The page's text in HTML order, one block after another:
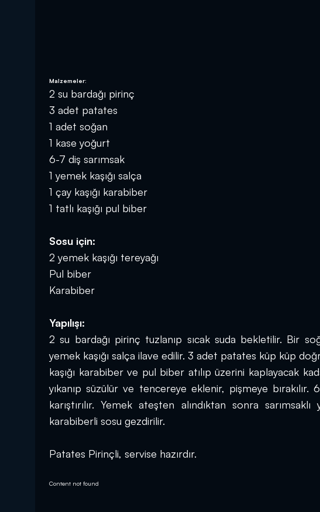
Malzemeler:
2 su bardağı pirinç
3 adet patates
1 adet soğan
1 kase yoğurt
6-7 diş sarımsak
1 yemek kaşığı salça
1 çay kaşığı karabiber
1 tatlı kaşığı pul biber
Sosu için:
2 yemek kaşığı tereyağı
Pul biber
Karabiber
Yapılışı:
2 su bardağı pirinç tuzlanıp sıcak suda bekletilir. Bir
yemek kaşığı salça ilave edilir. 3 adet patates küp küp
kaşığı karabiber ve pul biber atılıp üzerini kaplayacak
yıkanıp süzülür ve tencereye eklenir, pişmeye
karıştırılır. Yemek ateşten alındıktan sonra
karabiberli sosu gezdirilir.
Patates Pirinçli, servise hazırdır.
Content not found